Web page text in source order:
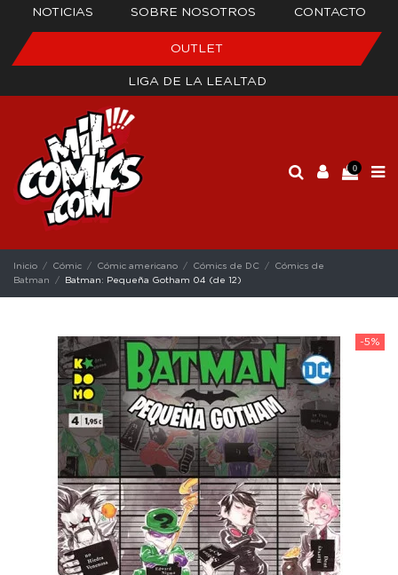
NOTICIAS SOBRE NOSOTROS CONTACTO
OUTLET
LIGA DE LA LEALTAD
0
Inicio Cómic Cómic americano Cómics de DC
Cómics de
Batman
Batman: Pequeña Gotham 04 (de 12)
-5%